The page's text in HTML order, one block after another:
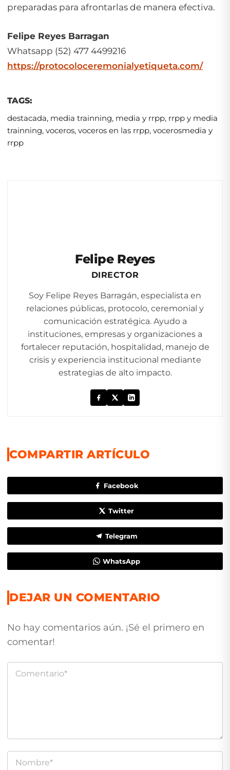
preparadas para afrontarlas de manera efectiva.
Felipe Reyes Barragan
Whatsapp (52) 477 4499216
https://protocoloceremonialyetiqueta.com/
TAGS:
destacada, media trainning, media y rrpp, rrpp y media
trainning, voceros, voceros en las rrpp, vocerosmedia y
rrpp
Felipe Reyes
DIRECTOR
Soy Felipe Reyes Barragán, especialista en
relaciones públicas, protocolo, ceremonial y
comunicación estratégica. Ayudo a
instituciones, empresas y organizaciones a
fortalecer reputación, hospitalidad, manejo de
crisis y experiencia institucional mediante
estrategias de alto impacto.
COMPARTIR ARTÍCULO
Facebook
Twitter
Telegram
WhatsApp
DEJAR UN COMENTARIO
No hay comentarios aún. ¡Sé el primero en
comentar!